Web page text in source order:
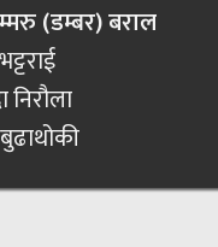
(डम्बर) बराल